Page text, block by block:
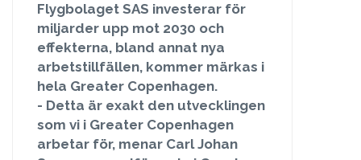
Flygbolaget SAS investerar för
miljarder upp mot 2030 och
effekterna, bland annat nya
arbetstillfällen, kommer märkas i
hela Greater Copenhagen.
- Detta är exakt den utvecklingen
som vi i Greater Copenhagen
arbetar för, menar Carl Johan